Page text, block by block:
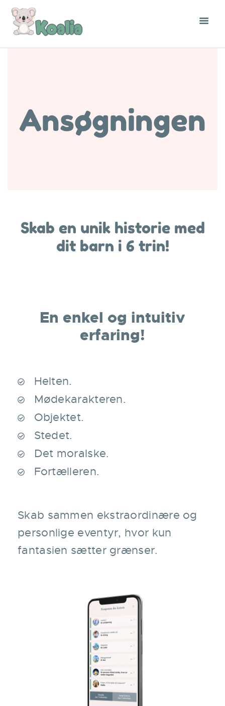
Ansøgningen
Skab en unik historie med
dit barn i 6 trin!
En enkel og intuitiv
erfaring!
Helten.
Mødekarakteren.
Objektet.
Stedet.
Det moralske.
Fortælleren.
Skab sammen ekstraordinære og
personlige eventyr, hvor kun
fantasien sætter grænser.